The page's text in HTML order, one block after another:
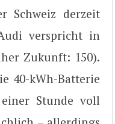
Schweiz derzeit
verspricht in
Zukunft: 150).
40-kWh-Batterie
Stunde voll